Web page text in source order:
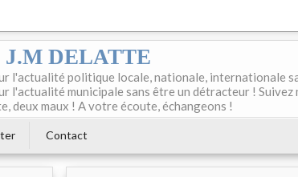
J.M DELATTE
l'actualité politique locale, nationale, internationale
l'actualité municipale sans être un détracteur ! Suivez
deux maux ! A votre écoute, échangeons !
Contact